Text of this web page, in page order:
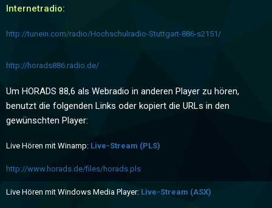
Internetradio:
http://tunein.com/radio/Hochschulradio-Stuttgart-886-s2151/
http://horads886.radio.de/
Um HORADS 88,6 als Webradio in anderen Player zu hören,
benutzt die folgenden Links oder kopiert die URLs in den
gewünschten Player:
Live Hören mit Winamp: Live-Stream (PLS)
http://www.horads.de/files/horads.pls
Live Hören mit Windows Media Player: Live-Stream (ASX)